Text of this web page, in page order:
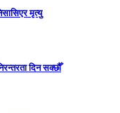
मृत्यु
दिन सक्छौँ